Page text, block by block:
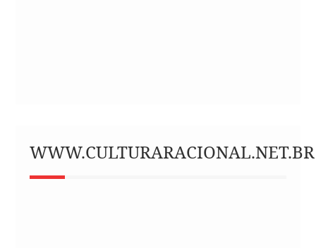
WWW.CULTURARACIONAL.NET.BR